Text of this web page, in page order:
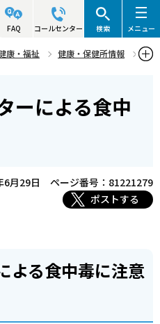
FAQ コールセンター 検索 メニュー
康・福祉
健康・保健所情報
てーによる食中
6月29日
ページ番号：81221279
ポストする
よる食中毒に注意